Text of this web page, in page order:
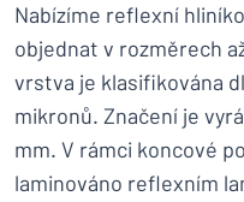
Nabízíme reflexní
objednat v rozměrech
vrstva je klasifikována
mikronů. Značení je
mm. V rámci koncové
laminováno reflexním